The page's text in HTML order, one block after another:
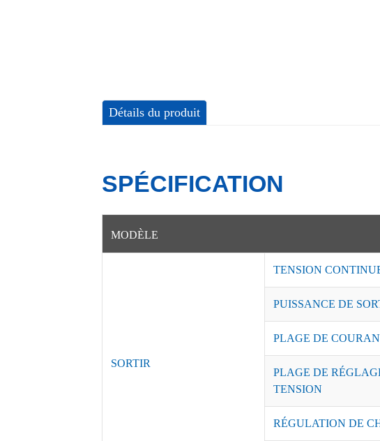
Détails du produit
SPÉCIFICATION
MODÈLE
SORTIR
TENSION
PUISSANCE DE
PLAGE DE
PLAGE DE
TENSION
RÉGULATION DE